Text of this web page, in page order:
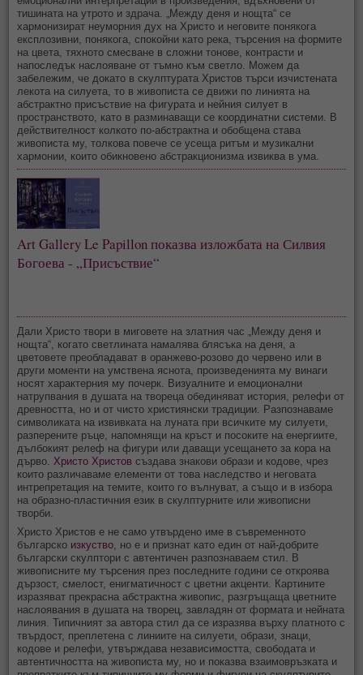
тишината на утрото и здрача. „Между деня и нощта“ се
хармонизират неуморния дух на Христо и неговите понякога
експлозивни, понякога, спокойни като река, търсения на формите
на цвета, тяхното смесване в сложни тонове, контрасти и
напоследък наслояване от тъмно към светло. Можем да
забележим, че докато в скулптурата Христов търси изчистената
лекота на силуета, то в живописта се движи по линията на
абстрактно присъствие на фигурата и нейния силует в
пространството, като в разминаващи се координатни системи. В
действителност колкото по-абстрактна и обобщена става
живописта му, толкова повече се усеща ритъм и музикални
хармонии, които обикновено абстракционизма извиква в ума.
Art Gallery Le Papillon показва изложбата на Силвия
Богоева - „Присъствие“
Дали Христо твори в миговете на златния час „Между деня и
нощта“, когато светлината намалява блясъка на деня, а
цветовете преобладават в оранжево-розово до червено или в
други моменти на умствена яснота, произведенията му винаги
носят характерния му почерк. Визуалните и емоционални
натрупвания в душата на твореца обединяват история, релефи от
древността, но и от чисто християнски традиции. Разпознаваме
символиката на извивката на луната при всичките му силуети,
разперените ръце, напомнящи на кръст и посоките на енергиите,
дълбокият релеф на фигури или даващи усещането за кора на
дърво.Христо Христов създава знакови образи и кодове, чрез
които различаваме елементи от това наследство и неговата
интрепретация на темите, които го вълнуват, а също и в избора
на образно-пластичния език в скулптурните или живописни
творби.
Христо Христов е не само утвърдено име в съвременното
българско изкуство, но е и признат като един от най-добрите
български скулптори с автентичен разпознаваем стил. В
живописните му търсения през последните години се откроява
дързост, смелост, енигматичност с цветни акценти. Картините
изразяват прекрасна абстрактна живопис, разгръщаща цветните
наслоявания в душата на творец, завладян от формата и нейната
линия. Типичният за автора стил да се изразява върху платното с
твърдост, преплетена с линиите на силуети, образи, знаци,
кодове и релефи, утвърждава независимостта, свободата и
автентичността на живописта му, но и показва взаимовръзката и